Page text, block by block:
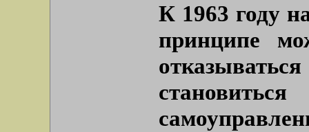
К 1963 году
принципе